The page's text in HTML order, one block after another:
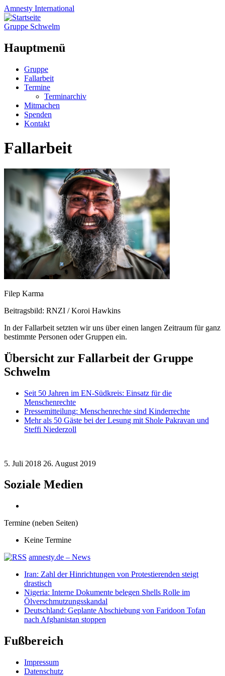
Amnesty International
Gruppe Schwelm
Hauptmenü
Zum
Inhalt
springen
Gruppe
Fallarbeit
Termine
Terminarchiv
Mitmachen
Spenden
Kontakt
Fallarbeit
Filep Karma
Beitragsbild: RNZI / Koroi Hawkins
In der Fallarbeit setzten wir uns über einen langen Zeitraum für ganz
bestimmte Personen oder Gruppen ein.
Übersicht zur Fallarbeit der Gruppe
Schwelm
Seit 50 Jahren im EN-Südkreis: Einsatz für die
Menschenrechte
Pressemitteilung: Menschenrechte sind Kinderrechte
Mehr als 50 Gäste bei der Lesung mit Shole Pakravan und
Steffi Niederzoll
5. Juli 2018 26. August 2019
Soziale Medien
Termine (neben Seiten)
Keine Termine
amnesty.de – News
Iran: Zahl der Hinrichtungen von Protestierenden steigt
drastisch
Nigeria: Interne Dokumente belegen Shells Rolle im
Ölverschmutzungsskandal
Deutschland: Geplante Abschiebung von Faridoon Tofan
nach Afghanistan stoppen
Fußbereich
Impressum
Datenschutz